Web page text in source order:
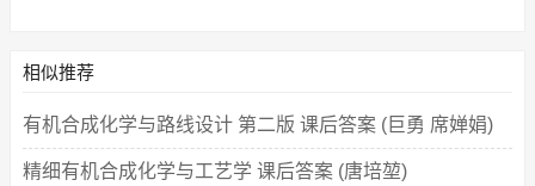
相似推荐
有机合成化学与路线设计 第二版 课后答案 (巨勇 席婵娟)
精细有机合成化学与工艺学 课后答案 (唐培堃)